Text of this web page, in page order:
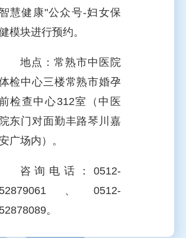
智慧健康"公众号-妇女保
模块进行预约。
地点：常熟市中医院
检中心三楼常熟市婚孕
检查中心312室（中医
院东门对面勤丰路琴川嘉
广场内）。
咨询电话：0512-
52879061、0512-
52878089。